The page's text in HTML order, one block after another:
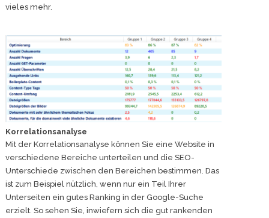
vieles mehr.
Korrelationsanalyse
Mit der Korrelationsanalyse können Sie eine Website in
verschiedene Bereiche unterteilen und die SEO-
Unterschiede zwischen den Bereichen bestimmen. Das
ist zum Beispiel nützlich, wenn nur ein Teil Ihrer
Unterseiten ein gutes Ranking in der Google-Suche
erzielt. So sehen Sie, inwiefern sich die gut rankenden